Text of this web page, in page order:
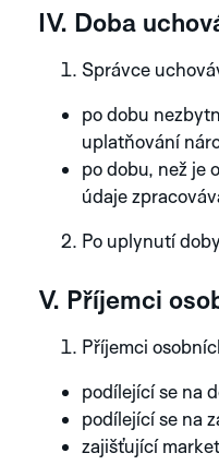
OSTATNÍ
ŘADY
IV. Doba
Správce
po dobu
uplatňování
po dobu, než je
údaje
Po uplynutí
V. Příjemci
Příjemci
podílející se na
podílející se na
zajišťující